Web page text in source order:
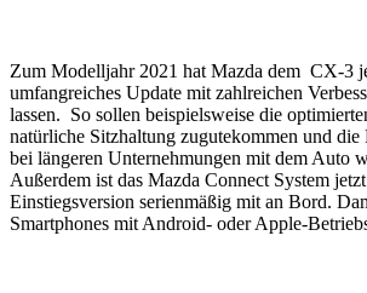
Zum Modelljahr 2021 hat Mazda dem CX-3
umfangreiches Update mit zahlreichen
lassen. So sollen beispielsweise die
natürliche Sitzhaltung zugutekommen und die
bei längeren Unternehmungen mit dem Auto
Außerdem ist das Mazda Connect System
Einstiegsversion serienmäßig mit an Bord.
Smartphones mit Android- oder Apple-